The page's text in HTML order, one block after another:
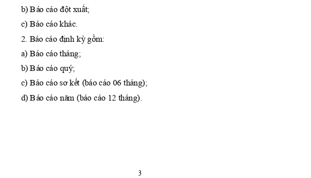
b) Báo cáo đột xuất;
c) Báo cáo khác.
2. Báo cáo định kỳ gồm:
a) Báo cáo tháng;
b) Báo cáo quý;
c) Báo cáo sơ kết (báo cáo 06 tháng);
d) Báo cáo năm (báo cáo 12 tháng).
3